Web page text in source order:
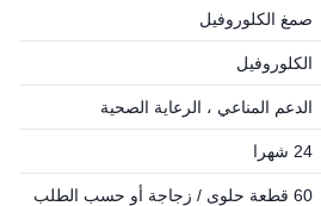
صمغ الكلوروفيل
الكلوروفيل
الدعم المناعي ، الرعاية الصحية
24 شهرا
60 قطعة حلوى / زجاجة أو حسب الطلب